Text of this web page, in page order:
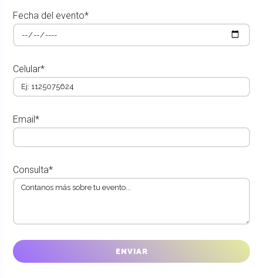
Fecha del evento*
Celular*
Email*
Consulta*